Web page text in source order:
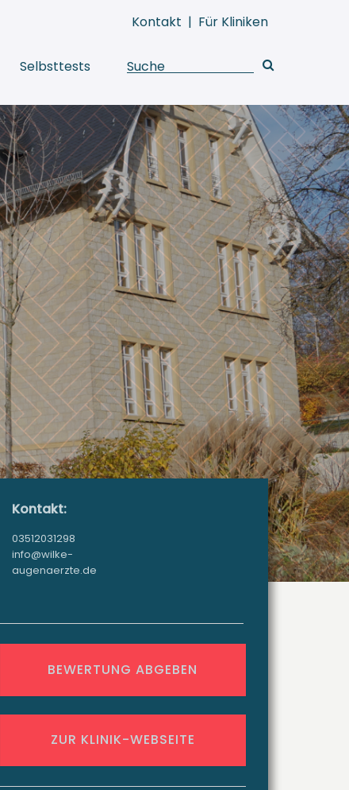
Kontakt | Für Kliniken
Selbsttests
Kontakt:
03512031298
info@wilke-
augenaerzte.de
BEWERTUNG ABGEBEN
ZUR KLINIK-WEBSEITE